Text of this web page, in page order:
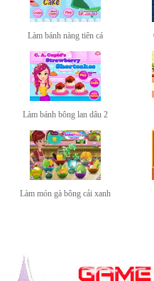
Làm bánh nàng tiên cá
Làm bánh bông lan dâu 2
Làm món gà bông cải xanh